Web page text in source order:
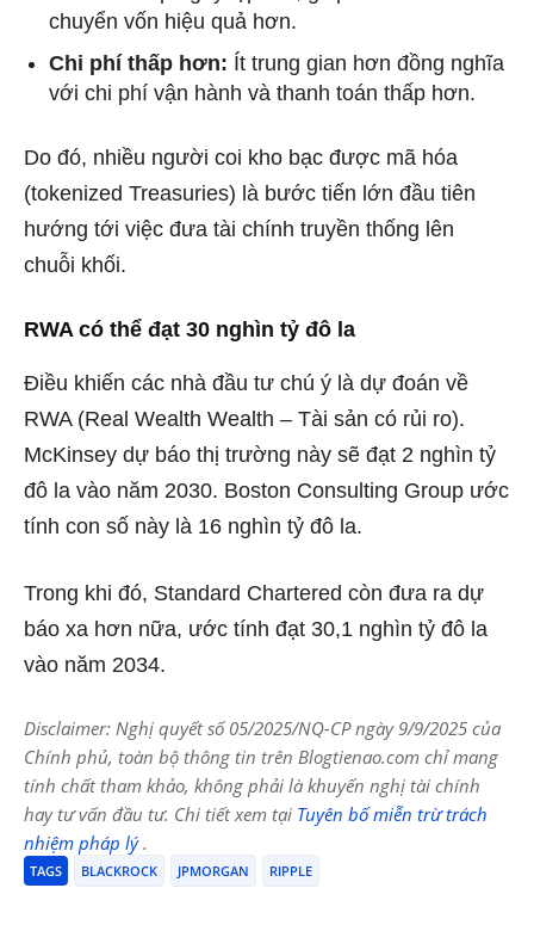
chuyển vốn hiệu quả hơn.
Chi phí thấp hơn: Ít trung gian hơn đồng nghĩa
với chi phí vận hành và thanh toán thấp hơn.
Do đó, nhiều người coi kho bạc được mã hóa
(tokenized Treasuries) là bước tiến lớn đầu tiên
hướng tới việc đưa tài chính truyền thống lên
chuỗi khối.
RWA có thể đạt 30 nghìn tỷ đô la
Điều khiến các nhà đầu tư chú ý là dự đoán về
RWA (Real Wealth Wealth – Tài sản có rủi ro).
McKinsey dự báo thị trường này sẽ đạt 2 nghìn tỷ
đô la vào năm 2030. Boston Consulting Group ước
tính con số này là 16 nghìn tỷ đô la.
Trong khi đó, Standard Chartered còn đưa ra dự
báo xa hơn nữa, ước tính đạt 30,1 nghìn tỷ đô la
vào năm 2034.
Disclaimer: Nghị quyết số 05/2025/NQ-CP ngày 9/9/2025 của
Chính phủ, toàn bộ thông tin trên Blogtienao.com chỉ mang
tính chất tham khảo, không phải là khuyến nghị tài chính
hay tư vấn đầu tư. Chi tiết xem tại Tuyên bố miễn trừ trách
nhiệm pháp lý.
TAGS BLACKROCK JPMORGAN RIPPLE